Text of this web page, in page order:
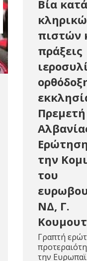
Βία κατά
πιστών
πράξεις
Πρεμετή
την
του
ΝΔ, Γ.
Γραπτή
την